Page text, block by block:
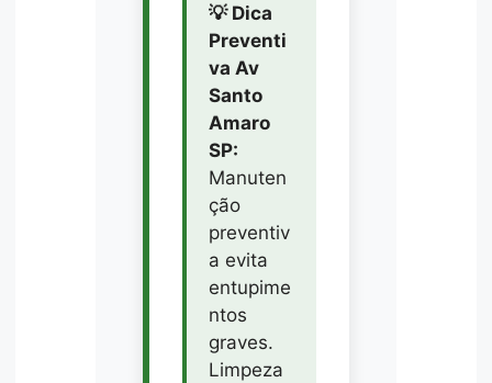
💡 Dica
Preventi
va Av
Santo
Amaro
SP:
Manuten
ção
preventiv
a evita
entupime
ntos
graves.
Limpeza